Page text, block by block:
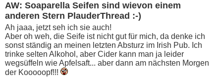
AW: Soaparella Seifen sind wievon einem
anderen Stern PlauderThread :-)
Ah jaaa, jetzt seh ich sie auch!
Aber oh weh, die Seife ist nicht gut für mich, da denke ich
sonst ständig an meinen letzten Absturz im Irish Pub. Ich
trinke selten Alkohol, aber Cider kann man ja leider
wegsüffeln wie Apfelsaft... aber dann am nächsten Morgen
der Kooooopf!!!